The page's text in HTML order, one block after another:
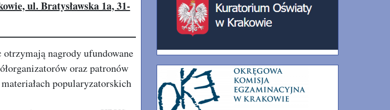
ul. Bratysławska 1a, 31-
nagrody ufundowane
oraz patronów
popularyzatorskich